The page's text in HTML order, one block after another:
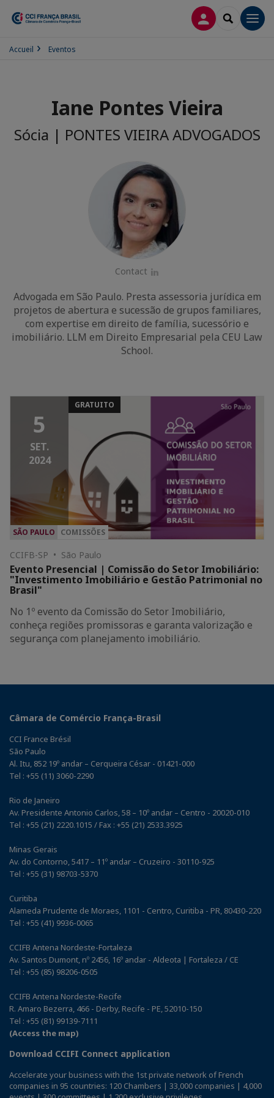
CONEXÃOSEARCH
Accueil Eventos
Iane Pontes Vieira
Sócia | PONTES VIEIRA ADVOGADOS
Contact
Advogada em São Paulo. Presta assessoria jurídica em
projetos de abertura e sucessão de grupos familiares,
com expertise em direito de família, sucessório e
imobiliário. LLM em Direito Empresarial pela CEU Law
School.
5
SET.
2024
GRATUITO
SÃO PAULO COMISSÕES
CCIFB-SP • São Paulo
Evento Presencial | Comissão do Setor Imobiliário:
"Investimento Imobiliário e Gestão Patrimonial no
Brasil"
No 1º evento da Comissão do Setor Imobiliário,
conheça regiões promissoras e garanta valorização e
segurança com planejamento imobiliário.
Câmara de Comércio França-Brasil
CCI France Brésil
São Paulo
Al. Itu, 852 19º andar – Cerqueira César - 01421-000
Tel : +55 (11) 3060-2290
Rio de Janeiro
Av. Presidente Antonio Carlos, 58 – 10º andar – Centro - 20020-010
Tel : +55 (21) 2220.1015 / Fax : +55 (21) 2533.3925
Minas Gerais
Av. do Contorno, 5417 – 11º andar – Cruzeiro - 30110-925
Tel : +55 (31) 98703-5370
Curitiba
Alameda Prudente de Moraes, 1101 - Centro, Curitiba - PR, 80430-220
Tel : +55 (41) 9936-0065
CCIFB Antena Nordeste-Fortaleza
Av. Santos Dumont, nº 2456, 16º andar - Aldeota | Fortaleza / CE
Tel : +55 (85) 98206-0505
CCIFB Antena Nordeste-Recife
R. Amaro Bezerra, 466 - Derby, Recife - PE, 52010-150
Tel : +55 (81) 99139-7111
(Access the map)
Download CCIFI Connect application
Accelerate your business with the 1st private network of French
companies in 95 countries: 120 Chambers | 33,000 companies | 4,000